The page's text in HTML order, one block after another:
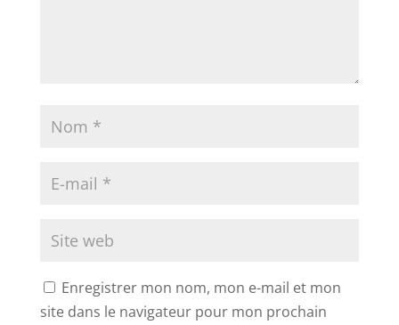
Enregistrer mon nom, mon e-mail et mon
site dans le navigateur pour mon prochain